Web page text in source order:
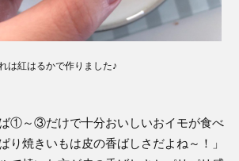
は紅はるかで作りました♪
①～③だけで十分おいしいおイモが食べ
り焼きいもは皮の香ばしさだよね～！」